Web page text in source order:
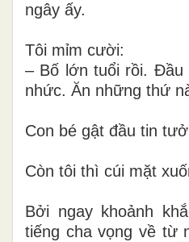
ngây ấy.
Tôi mỉm cười:
– Bố lớn tuổi rồi. Đầu
nhức. Ăn những thứ
Con bé gật đầu tin
Còn tôi thì cúi mặt
Bởi ngay khoảnh
tiếng cha vọng về từ